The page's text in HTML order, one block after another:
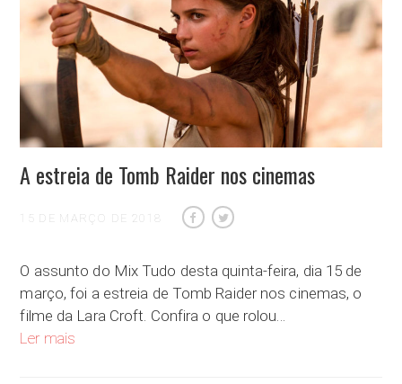
A estreia de Tomb Raider nos cinemas
15 DE MARÇO DE 2018
O assunto do Mix Tudo desta quinta-feira, dia 15 de
março, foi a estreia de Tomb Raider nos cinemas, o
filme da Lara Croft. Confira o que rolou…
Ler mais